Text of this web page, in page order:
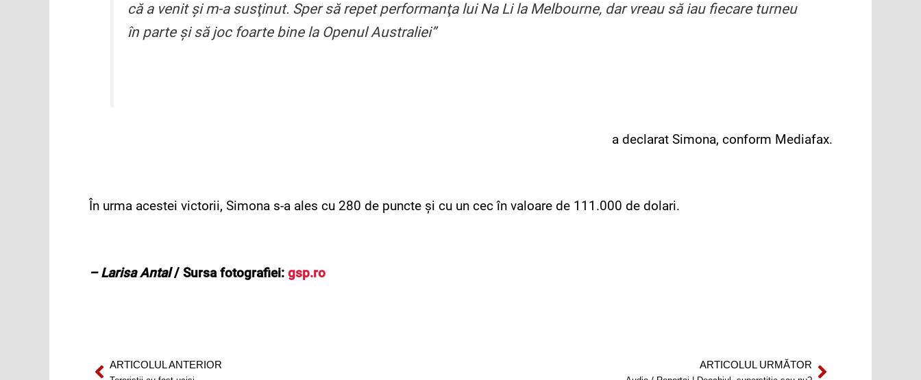
că a venit şi m-a susţinut. Sper să repet performanţa lui Na Li la Melbourne, dar vreau să iau fiecare turneu
în parte şi să joc foarte bine la Openul Australiei”
a declarat Simona, conform Mediafax.
În urma acestei victorii, Simona s-a ales cu 280 de puncte și cu un cec în valoare de 111.000 de dolari.
– Larisa Antal/ Sursa fotografiei: gsp.ro
Prev
ARTICOLUL ANTERIOR ARTICOLUL URMĂTORNext